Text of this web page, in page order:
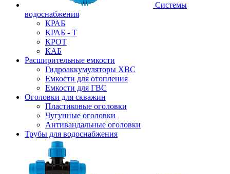
Системы
водоснабжения
КРАБ
КРАБ - Т
КРОТ
КАБ
Расширительные емкости
Гидроаккумуляторы ХВС
Емкости для отопления
Емкости для ГВС
Оголовки для скважин
Пластиковые оголовки
Чугунные оголовки
Антивандальные оголовки
Трубы для водоснабжения